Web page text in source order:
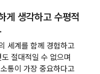
게 생각하고 수평적
세계를 함께 경험하고
절대적일 수 없으며
통이 가장 중요하다고